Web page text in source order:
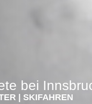
bei
SKIFAHREN